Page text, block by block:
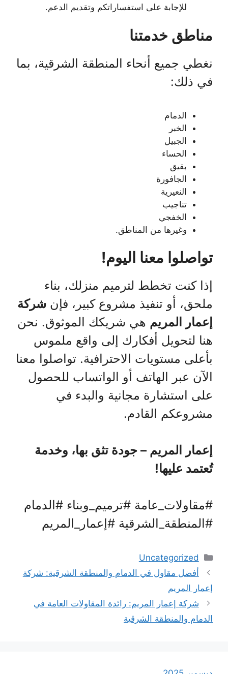
للإجابة على استفساراتكم وتقديم الدعم.
مناطق خدمتنا
نغطي جميع أنحاء المنطقة الشرقية، بما
في ذلك:
الدمام
الخبر
الجبيل
الحساء
بقيق
الجافورة
النعيرية
تناجيب
الخفجي
وغيرها من المناطق.
تواصلوا معنا اليوم!
إذا كنت تخطط لترميم منزلك، بناء
ملحق، أو تنفيذ مشروع كبير، فإن شركة
إعمار المريم هي شريكك الموثوق. نحن
هنا لتحويل أفكارك إلى واقع ملموس
بأعلى مستويات الاحترافية. تواصلوا معنا
الآن عبر الهاتف أو الواتساب للحصول
على استشارة مجانية والبدء في
مشروعكم القادم.
إعمار المريم – جودة تثق بها، وخدمة
تُعتمد عليها!
#مقاولات_عامة #ترميم_وبناء #الدمام
#المنطقة_الشرقية #إعمار_المريم
التصنيفات
Uncategorized
أفضل مقاول في الدمام والمنطقة الشرقية: شركة
إعمار المريم
شركة إعمار المريم: رائدة المقاولات العامة في
الدمام والمنطقة الشرقية